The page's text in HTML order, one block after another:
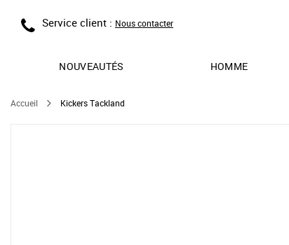
Service client : Nous contacter
NOUVEAUTÉS HOMME
Accueil Kickers Tackland